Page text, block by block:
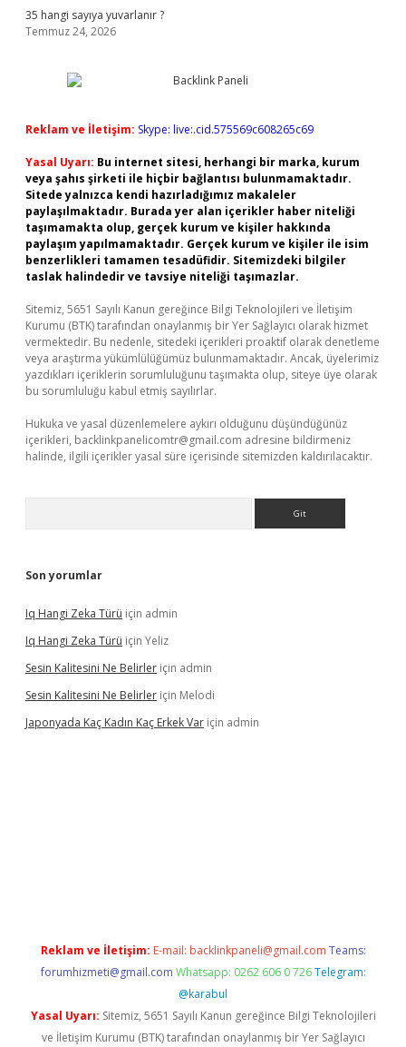
35 hangi sayıya yuvarlanır ?
Temmuz 24, 2026
Reklam ve İletişim: Skype: live:.cid.575569c608265c69
Yasal Uyarı: Bu internet sitesi, herhangi bir marka, kurum
veya şahıs şirketi ile hiçbir bağlantısı bulunmamaktadır.
Sitede yalnızca kendi hazırladığımız makaleler
paylaşılmaktadır. Burada yer alan içerikler haber niteliği
taşımamakta olup, gerçek kurum ve kişiler hakkında
paylaşım yapılmamaktadır. Gerçek kurum ve kişiler ile isim
benzerlikleri tamamen tesadüfidir. Sitemizdeki bilgiler
taslak halindedir ve tavsiye niteliği taşımazlar.
Sitemiz, 5651 Sayılı Kanun gereğince Bilgi Teknolojileri ve İletişim
Kurumu (BTK) tarafından onaylanmış bir Yer Sağlayıcı olarak hizmet
vermektedir. Bu nedenle, sitedeki içerikleri proaktif olarak denetleme
veya araştırma yükümlülüğümüz bulunmamaktadır. Ancak, üyelerimiz
yazdıkları içeriklerin sorumluluğunu taşımakta olup, siteye üye olarak
bu sorumluluğu kabul etmiş sayılırlar.
Hukuka ve yasal düzenlemelere aykırı olduğunu düşündüğünüz
içerikleri, backlinkpanelicomtr@gmail.com adresine bildirmeniz
halinde, ilgili içerikler yasal süre içerisinde sitemizden kaldırılacaktır.
Son yorumlar
Iq Hangi Zeka Türü için admin
Iq Hangi Zeka Türü için Yeliz
Sesin Kalitesini Ne Belirler için admin
Sesin Kalitesini Ne Belirler için Melodi
Japonyada Kaç Kadın Kaç Erkek Var için admin
Reklam ve İletişim: E-mail: backlinkpaneli@gmail.com Teams:
forumhizmeti@gmail.com Whatsapp: 0262 606 0 726 Telegram:
@karabul
Yasal Uyarı: Sitemiz, 5651 Sayılı Kanun gereğince Bilgi Teknolojileri
ve İletişim Kurumu (BTK) tarafından onaylanmış bir Yer Sağlayıcı